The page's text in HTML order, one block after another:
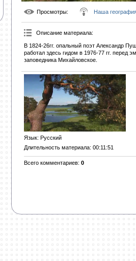
Просмотры: Наша
Описание материала:
В 1824-26гг. опальный поэт Александр
работал здесь гидом в 1976-77 гг. перед
заповедника Михайловское.
Язык: Русский
Длительность материала: 00:11:51
Всего комментариев: 0